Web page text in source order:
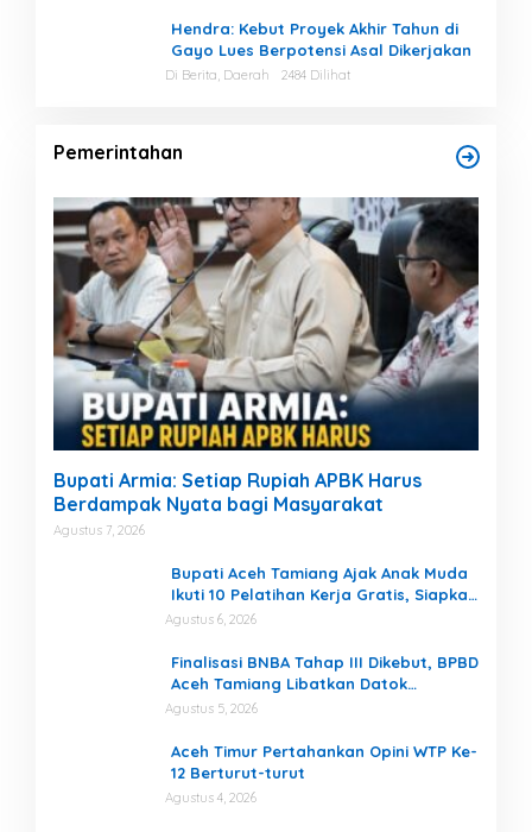
Hendra: Kebut Proyek Akhir Tahun di
Gayo Lues Berpotensi Asal Dikerjakan
Di Berita, Daerah 2484 Dilihat
Pemerintahan
Bupati Armia: Setiap Rupiah APBK Harus
Berdampak Nyata bagi Masyarakat
Agustus 7, 2026
Bupati Aceh Tamiang Ajak Anak Muda
Ikuti 10 Pelatihan Kerja Gratis, Siapkan
SDM Siap Kerja dan Berwirausaha
Agustus 6, 2026
Finalisasi BNBA Tahap III Dikebut, BPBD
Aceh Tamiang Libatkan Datok
Penghulu untuk Vervali Stimulan
Agustus 5, 2026
Aceh Timur Pertahankan Opini WTP Ke-
12 Berturut-turut
Agustus 4, 2026